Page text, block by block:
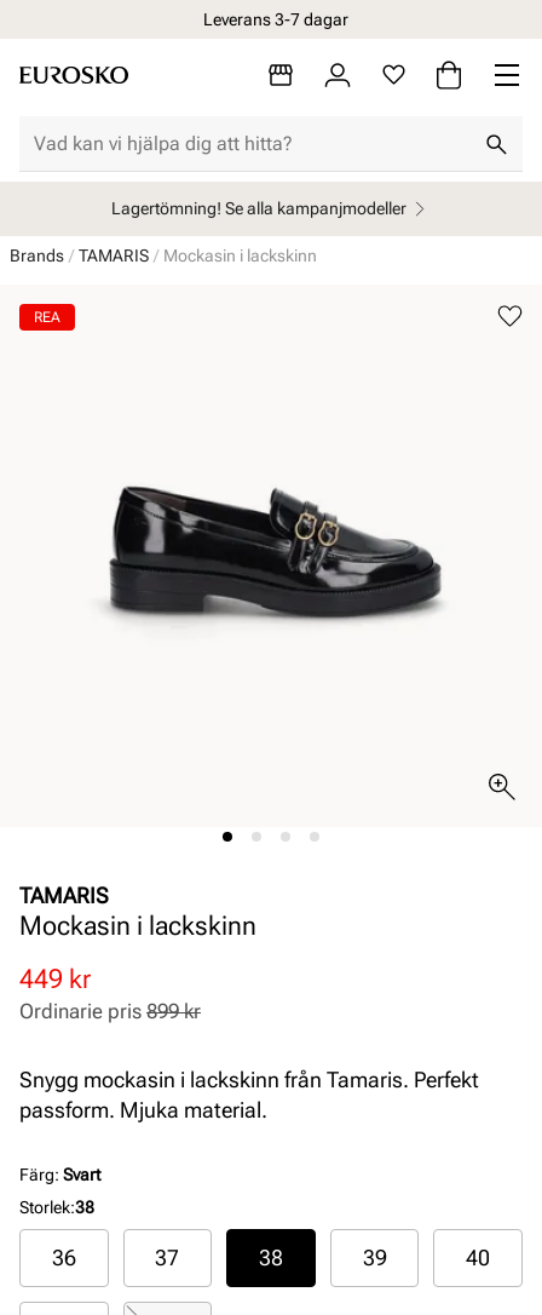
Leverans 3-7 dagar
Lagertömning! Se alla kampanjmodeller
Brands TAMARIS Mockasin i lackskinn
REA
TAMARIS
Mockasin i lackskinn
Rabatterat
pris
449 kr
Ordinarie
pris
Ordinarie pris 899 kr
Snygg mockasin i lackskinn från Tamaris. Perfekt
passform. Mjuka material.
Färg: Svart
Storlek:38
36 37 38 39 40